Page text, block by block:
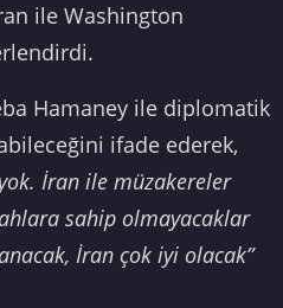
ile Washington
Hamaney ile diplomatik
ifade ederek,
İran ile müzakereler
sahip olmayacaklar
İran çok iyi olacak”